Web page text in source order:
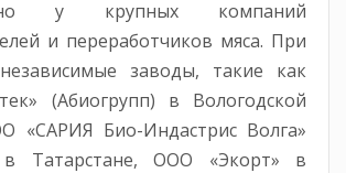
у крупных компаний
и переработчиков мяса. При
заводы, такие как
(Абиогрупп) в Вологодской
«САРИЯ Био-Индастрис Волга»
в Татарстане, ООО «Экорт» в